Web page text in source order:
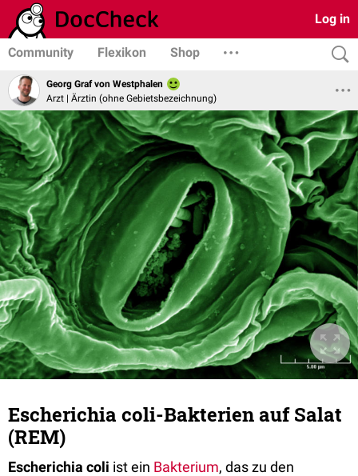
Log in
Community Flexikon Shop
Georg Graf von Westphalen
Arzt | Ärztin (ohne Gebietsbezeichnung)
Escherichia coli-Bakterien auf Salat
(REM)
Escherichia coli ist ein Bakterium, das zu den